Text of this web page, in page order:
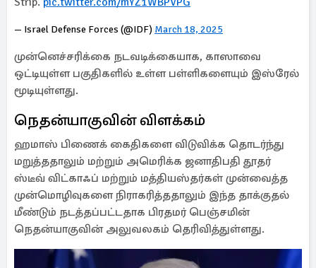
— Israel Defense Forces (@IDF) March 18, 2025
முன்னெச்சரிக்கை நடவடிக்கையாக, காஸாவை
ஒட்டியுள்ள பகுதிகளில் உள்ள பள்ளிகளையும் இஸ்ரேல்
மூடியுள்ளது.
நெதன்யாகுவின் விளக்கம்
ஹமாஸ் பிணைக் கைதிகளை விடுவிக்க தொடர்ந்து
மறுத்ததாலும் மற்றும் அமெரிக்க ஜனாதிபதி தூதர்
ஸ்டீவ் விட்காஃப் மற்றும் மத்தியஸ்தர்கள் முன்வைத்த
முன்மொழிவுகளை நிராகரித்ததாலும் இந்த தாக்குதல்
மீண்டும் நடத்தப்பட்டதாக பிரதமர் பெஞ்சமின்
நெதன்யாகுவின் அலுவலகம் தெரிவித்துள்ளது.